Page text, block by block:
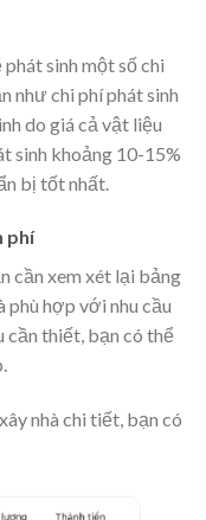
sinh một số chi
như chi phí phát sinh
do giá cả vật liệu
sinh khoảng 10-15%
bị tốt nhất.
phí
cần xem xét lại bảng
phù hợp với nhu cầu
cần thiết, bạn có thể
nhà chi tiết, bạn có